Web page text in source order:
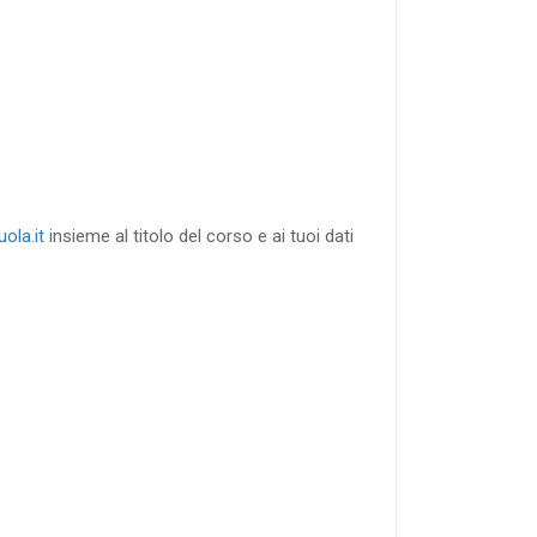
insieme al titolo del corso e ai tuoi dati